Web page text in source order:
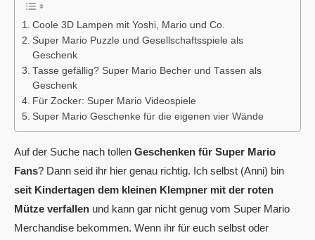
Coole 3D Lampen mit Yoshi, Mario und Co.
Super Mario Puzzle und Gesellschaftsspiele als
Geschenk
Tasse gefällig? Super Mario Becher und Tassen als
Geschenk
Für Zocker: Super Mario Videospiele
Super Mario Geschenke für die eigenen vier Wände
Auf der Suche nach tollen Geschenken für Super Mario
Fans? Dann seid ihr hier genau richtig. Ich selbst (Anni) bin
seit Kindertagen dem kleinen Klempner mit der roten
Mütze verfallen und kann gar nicht genug vom Super Mario
Merchandise bekommen. Wenn ihr für euch selbst oder